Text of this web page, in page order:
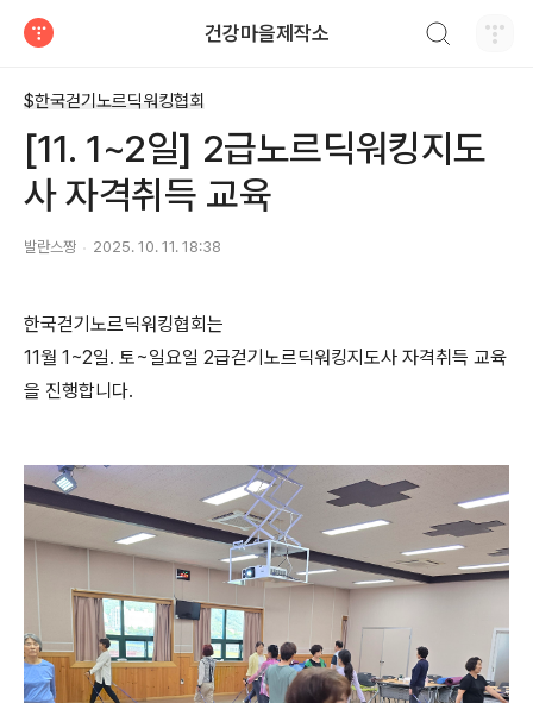
건강마을제작소
$한국걷기노르딕워킹협회
[11. 1~2일] 2급노르딕워킹지도
사 자격취득 교육
발란스짱 2025. 10. 11. 18:38
한국걷기노르딕워킹협회는
11월 1~2일. 토~일요일 2급걷기노르딕워킹지도사 자격취득 교육
을 진행합니다.